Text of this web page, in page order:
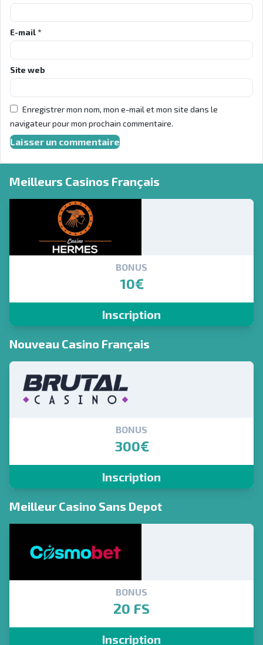
E-mail *
Site web
Enregistrer mon nom, mon e-mail et mon site dans le
navigateur pour mon prochain commentaire.
Meilleurs Casinos Français
BONUS
10€
Inscription
Nouveau Casino Français
BONUS
300€
Inscription
Meilleur Casino Sans Depot
BONUS
20 FS
Inscription